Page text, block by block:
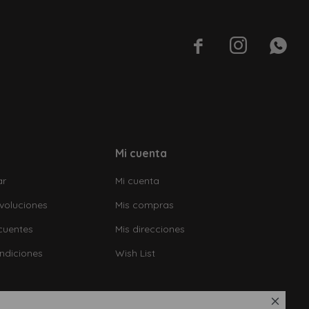

  
Mi cuenta
Mi cuenta
Mis compras
Mis direcciones
Wish List